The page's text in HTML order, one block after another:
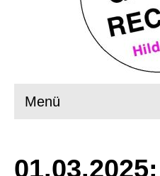
Menü
Wer, wie, was?